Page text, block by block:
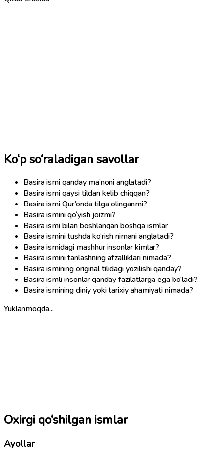
Ko‘p so‘raladigan savollar
Basira ismi qanday ma’noni anglatadi?
Basira ismi qaysi tildan kelib chiqqan?
Basira ismi Qur’onda tilga olinganmi?
Basira ismini qo‘yish joizmi?
Basira ismi bilan boshlangan boshqa ismlar
Basira ismini tushda ko‘rish nimani anglatadi?
Basira ismidagi mashhur insonlar kimlar?
Basira ismini tanlashning afzalliklari nimada?
Basira ismining original tilidagi yozilishi qanday?
Basira ismli insonlar qanday fazilatlarga ega bo‘ladi?
Basira ismining diniy yoki tarixiy ahamiyati nimada?
Yuklanmoqda...
Oxirgi qo‘shilgan ismlar
Ayollar